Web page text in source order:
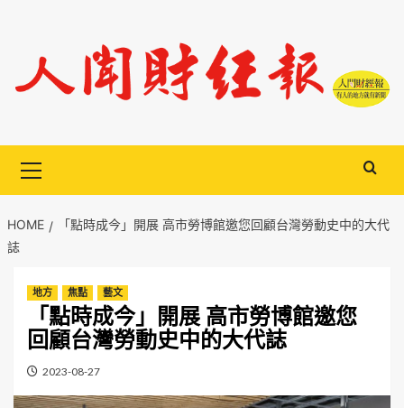
content
Menu
HOME
「點時成今」開展 高市勞博館邀您回顧台灣勞動史中的大代
誌
地方 焦點 藝文
「點時成今」開展 高市勞博館邀您
回顧台灣勞動史中的大代誌
2023-08-27